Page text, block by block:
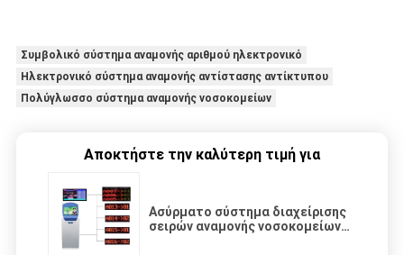
Συμβολικό σύστημα αναμονής αριθμού ηλεκτρονικό
Ηλεκτρονικό σύστημα αναμονής αντίστασης αντίκτυπου
Πολύγλωσσο σύστημα αναμονής νοσοκομείων
Αποκτήστε την καλύτερη τιμή για
Ασύρματο σύστημα διαχείρισης
σειρών αναμονής νοσοκομείων